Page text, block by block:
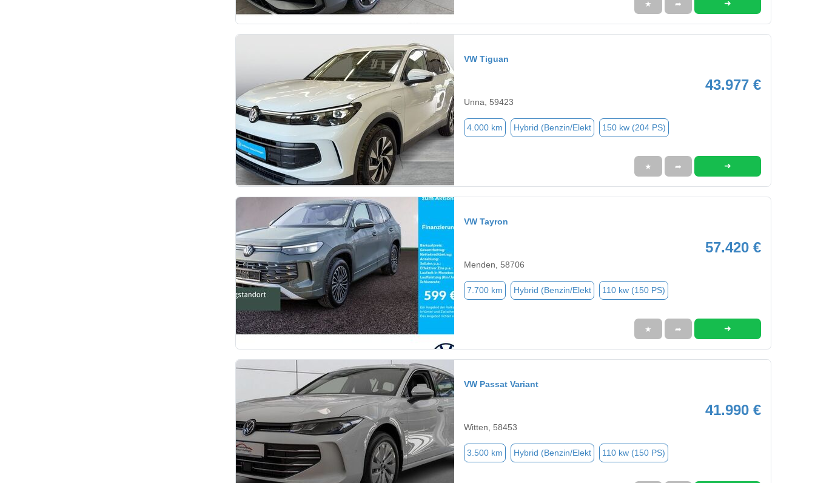
★ ➦ ➜
VW Tiguan
43.977 €
Unna, 59423
4.000 km Hybrid (Benzin/Elekt 150 kw (204 PS)
★ ➦ ➜
VW Tayron
57.420 €
Menden, 58706
7.700 km Hybrid (Benzin/Elekt 110 kw (150 PS)
★ ➦ ➜
VW Passat Variant
41.990 €
Witten, 58453
3.500 km Hybrid (Benzin/Elekt 110 kw (150 PS)